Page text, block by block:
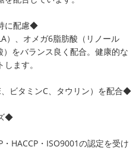
に配慮◆
）、オメガ6脂肪酸（リノール
をバランス良く配合。健康的な
ます。
ビタミンC、タウリン）を配合◆
◆
HACCP・ISO9001の認定を受け